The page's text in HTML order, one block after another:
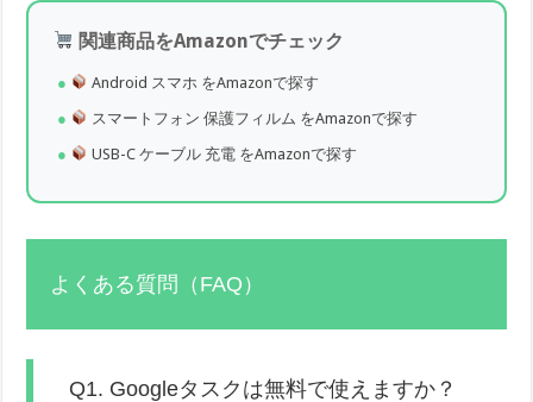
関連商品をAmazonでチェック
Android スマホ をAmazonで探す
スマートフォン 保護フィルム をAmazonで探す
USB-C ケーブル 充電 をAmazonで探す
よくある質問（FAQ）
Q1. Googleタスクは無料で使えますか？